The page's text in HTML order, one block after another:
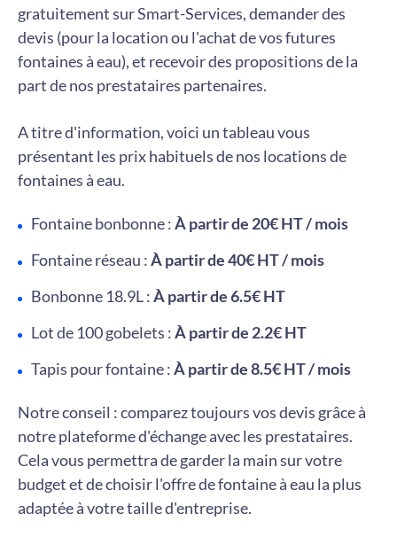
gratuitement sur Smart-Services, demander des
devis (pour la location ou l'achat de vos futures
fontaines à eau), et recevoir des propositions de la
part de nos prestataires partenaires.
A titre d'information, voici un tableau vous
présentant les prix habituels de nos locations de
fontaines à eau.
Fontaine bonbonne :À partir de 20€ HT / mois
Fontaine réseau :À partir de 40€ HT / mois
Bonbonne 18.9L :À partir de 6.5€ HT
Lot de 100 gobelets :À partir de 2.2€ HT
Tapis pour fontaine :À partir de 8.5€ HT / mois
Notre conseil : comparez toujours vos devis grâce à
notre plateforme d'échange avec les prestataires.
Cela vous permettra de garder la main sur votre
budget et de choisir l'offre de fontaine à eau la plus
adaptée à votre taille d'entreprise.